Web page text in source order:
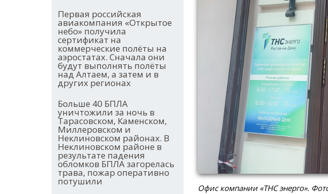
Первая российская
авиакомпания «Открытое
небо» получила
сертификат на
коммерческие полёты на
аэростатах. Сначала они
будут выполнять полёты
над Алтаем, а затем и в
других регионах
Больше 40 БПЛА
уничтожили за ночь в
Тарасовском, Каменском,
Миллеровском и
Неклиновском районах. В
Неклиновском районе в
результате падения
обломков БПЛА загорелась
трава, пожар оперативно
потушили
Офис компании «ТНС энерго».